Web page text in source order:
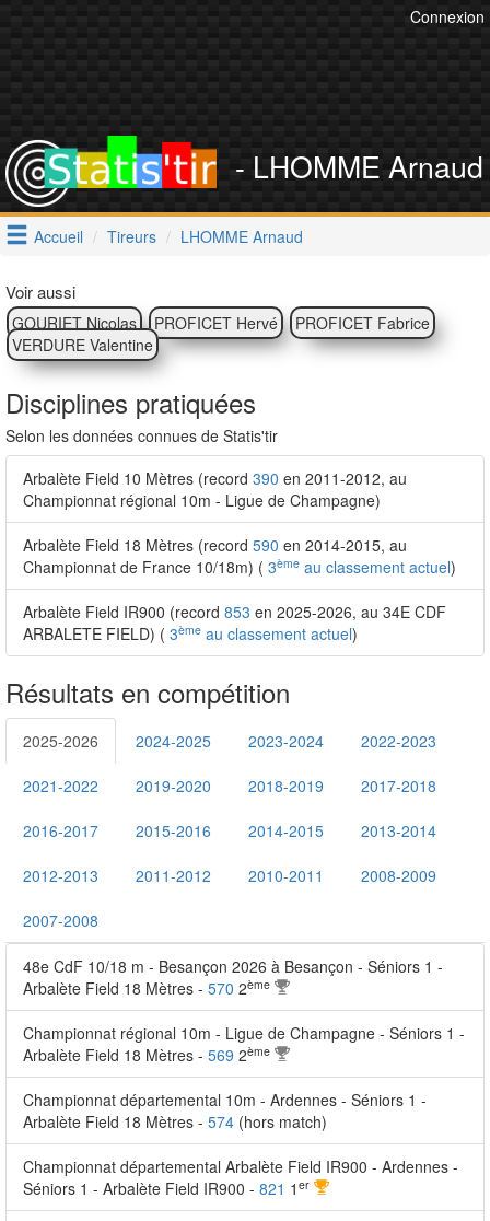
Connexion
- LHOMME Arnaud
Accueil Tireurs LHOMME Arnaud
Voir aussi
GOURIET Nicolas PROFICET Hervé
PROFICET Fabrice
VERDURE Valentine
Disciplines pratiquées
Selon les données connues de Statis'tir
Arbalète Field 10 Mètres (record 390 en 2011-2012, au
Championnat régional 10m - Ligue de Champagne)
Arbalète Field 18 Mètres (record 590 en 2014-2015, au
Championnat de France 10/18m) ( 3ème au classement actuel)
Arbalète Field IR900 (record 853 en 2025-2026, au 34E CDF
ARBALETE FIELD) ( 3ème au classement actuel)
Résultats en compétition
2025-2026 2024-2025 2023-2024 2022-2023
2021-2022 2019-2020 2018-2019 2017-2018
2016-2017 2015-2016 2014-2015 2013-2014
2012-2013 2011-2012 2010-2011 2008-2009
2007-2008
48e CdF 10/18 m - Besançon 2026 à Besançon - Séniors 1 -
Arbalète Field 18 Mètres - 570 2ème
Championnat régional 10m - Ligue de Champagne - Séniors 1 -
Arbalète Field 18 Mètres - 569 2ème
Championnat départemental 10m - Ardennes - Séniors 1 -
Arbalète Field 18 Mètres - 574 (hors match)
Championnat départemental Arbalète Field IR900 - Ardennes -
Séniors 1 - Arbalète Field IR900 - 821 1 er